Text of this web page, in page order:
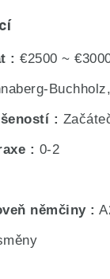
€2500 ~
0-2
němčiny